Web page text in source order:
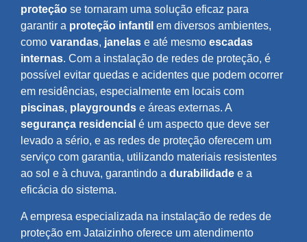
proteção se tornaram uma solução eficaz para
garantir a proteção infantil em diversos ambientes,
como varandas, janelas e até mesmo escadas
internas. Com a instalação de redes de proteção, é
possível evitar quedas e acidentes que podem ocorrer
em residências, especialmente em locais com
piscinas, playgrounds e áreas externas. A
segurança residencial é um aspecto que deve ser
levado a sério, e as redes de proteção oferecem um
serviço com garantia, utilizando materiais resistentes
ao sol e à chuva, garantindo a durabilidade e a
eficácia do sistema.
A empresa especializada na instalação de redes de
proteção em Jataizinho oferece um atendimento